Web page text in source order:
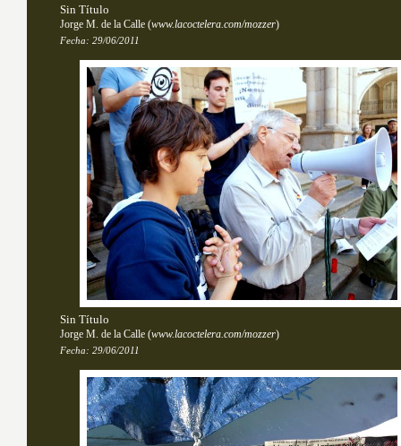
Sin Título
Jorge M. de la Calle (www.lacoctelera.com/mozzer)
Fecha: 29/06/2011
Sin Título
Jorge M. de la Calle (www.lacoctelera.com/mozzer)
Fecha: 29/06/2011